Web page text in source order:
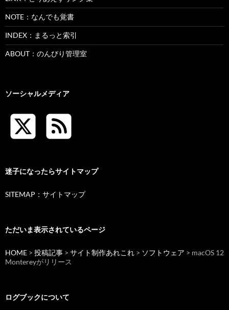
NOTE：なんでも覚書
INDEX：まるっと索引
ABOUT：のんびり管理室
ソーシャルメディア
迷子になったらサイトマップ
SITEMAP：サイトマップ
ただいま表示されているページ
HOME > 投稿記事 > サイト制作あれこれ > ソフトウェア > macOS 12
Montereyがリリース
ログブックについて